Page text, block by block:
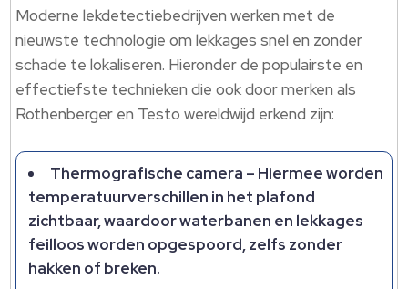
Moderne lekdetectiebedrijven werken met de
nieuwste technologie om lekkages snel en zonder
schade te lokaliseren. Hieronder de populairste en
effectiefste technieken die ook door merken als
Rothenberger en Testo wereldwijd erkend zijn:
Thermografische camera – Hiermee worden
temperatuurverschillen in het plafond
zichtbaar, waardoor waterbanen en lekkages
feilloos worden opgespoord, zelfs zonder
hakken of breken.